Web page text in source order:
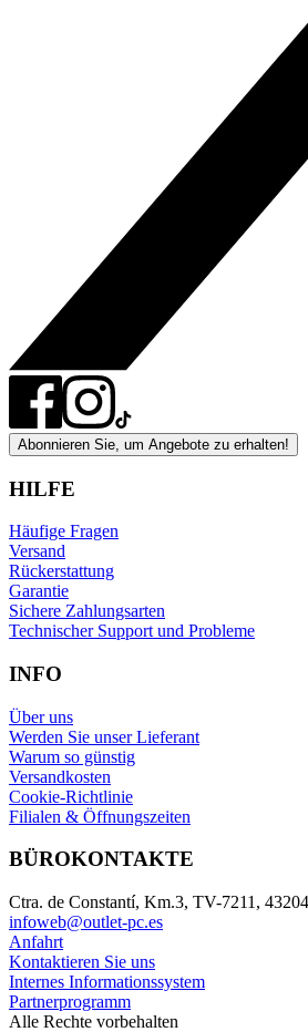
Abonnieren Sie, um Angebote zu erhalten!
HILFE
Häufige Fragen
Versand
Rückerstattung
Garantie
Sichere Zahlungsarten
Technischer Support und Probleme
INFO
Über uns
Werden Sie unser Lieferant
Warum so günstig
Versandkosten
Cookie-Richtlinie
Filialen & Öffnungszeiten
BÜROKONTAKTE
Ctra. de Constantí, Km.3, TV-7211,
infoweb@outlet-pc.es
Anfahrt
Kontaktieren Sie uns
Internes Informationssystem
Partnerprogramm
Alle Rechte vorbehalten